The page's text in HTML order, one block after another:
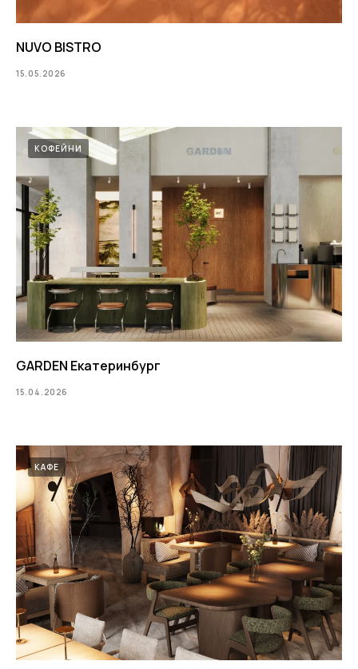
NUVO BISTRO
15.05.2026
КОФЕЙНИ
GARDEN Екатеринбург
15.04.2026
КАФЕ